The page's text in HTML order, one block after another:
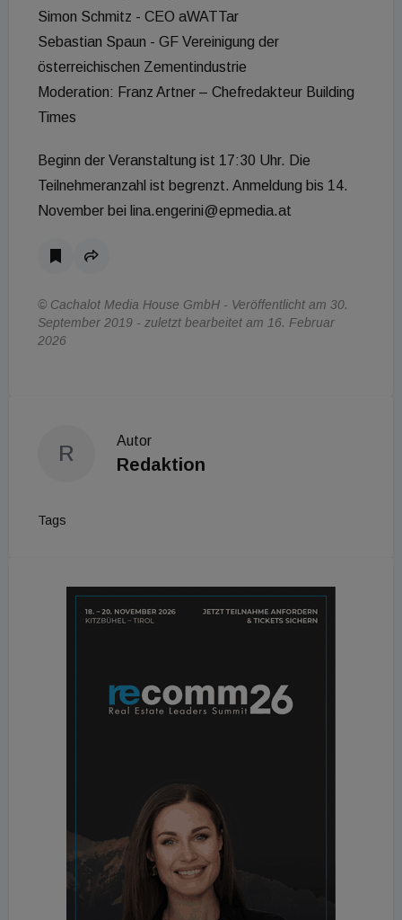
Simon Schmitz - CEO aWATTar
Sebastian Spaun - GF Vereinigung der
österreichischen Zementindustrie
Moderation: Franz Artner – Chefredakteur Building
Times
Beginn der Veranstaltung ist 17:30 Uhr. Die
Teilnehmeranzahl ist begrenzt. Anmeldung bis 14.
November bei lina.engerini@epmedia.at
© Cachalot Media House GmbH - Veröffentlicht am 30.
September 2019 - zuletzt bearbeitet am 16. Februar
2026
R
Autor
Redaktion
Tags